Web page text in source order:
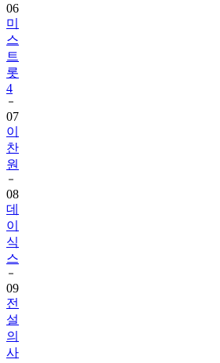
06
미
스
트
롯
4
07
이
찬
원
08
데
이
식
스
09
전
설
의
사